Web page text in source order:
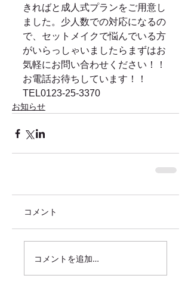
きればと成人式プランをご用意し
ました。少人数での対応になるの
で、セットメイクで悩んでいる方
がいらっしゃいましたらまずはお
気軽にお問い合わせください！！
お電話お待ちしています！！
TEL0123-25-3370
お知らせ
コメント
コメントを追加…